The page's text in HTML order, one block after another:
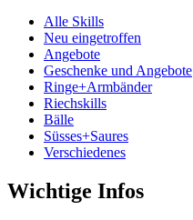
Alle Skills
Neu eingetroffen
Angebote
Geschenke und Angebote
Ringe+Armbänder
Riechskills
Bälle
Süsses+Saures
Verschiedenes
Wichtige Infos